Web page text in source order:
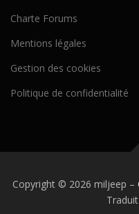
Charte Forums
Mentions légales
Gestion des cookies
Politique de confidentialité
Copyright © 2026 miljeep –